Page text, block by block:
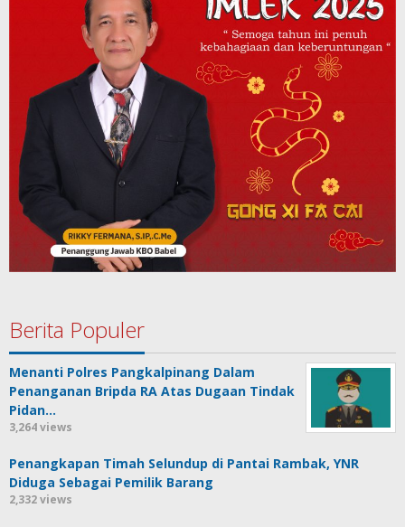
Berita Populer
Menanti Polres Pangkalpinang Dalam
Penanganan Bripda RA Atas Dugaan Tindak
Pidan…
3,264 views
Penangkapan Timah Selundup di Pantai Rambak, YNR
Diduga Sebagai Pemilik Barang
2,332 views